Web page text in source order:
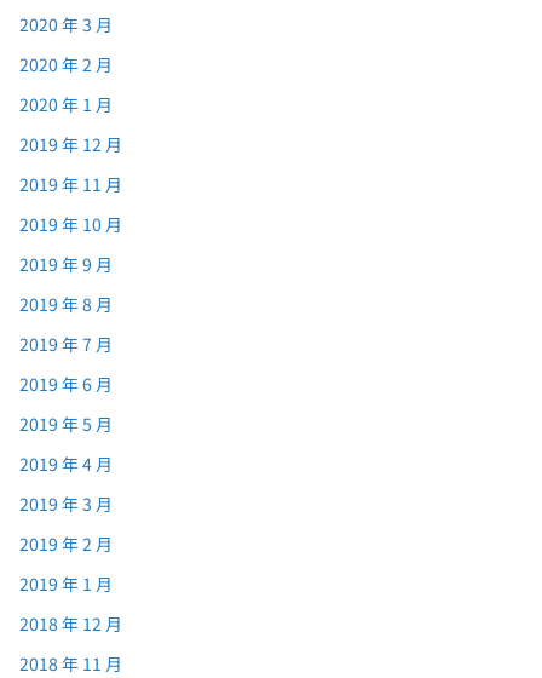
2020 年 3 月
2020 年 2 月
2020 年 1 月
2019 年 12 月
2019 年 11 月
2019 年 10 月
2019 年 9 月
2019 年 8 月
2019 年 7 月
2019 年 6 月
2019 年 5 月
2019 年 4 月
2019 年 3 月
2019 年 2 月
2019 年 1 月
2018 年 12 月
2018 年 11 月